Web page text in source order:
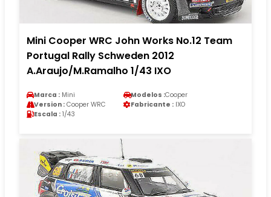
Mini Cooper WRC John Works No.12 Team
Portugal Rally Schweden 2012
A.Araujo/M.Ramalho 1/43 IXO
Marca : Mini Modelos :Cooper
Version : Cooper WRC Fabricante : IXO
Escala : 1/43